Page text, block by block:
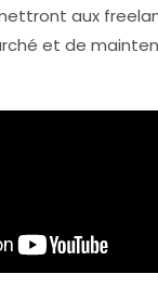
aux
et de